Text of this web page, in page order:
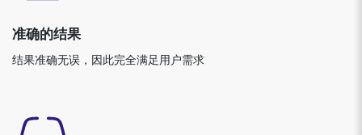
准确的结果
结果准确无误，因此完全满足用户需求